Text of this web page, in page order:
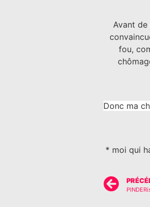
Avant de
fou,
Donc ma
* moi qui